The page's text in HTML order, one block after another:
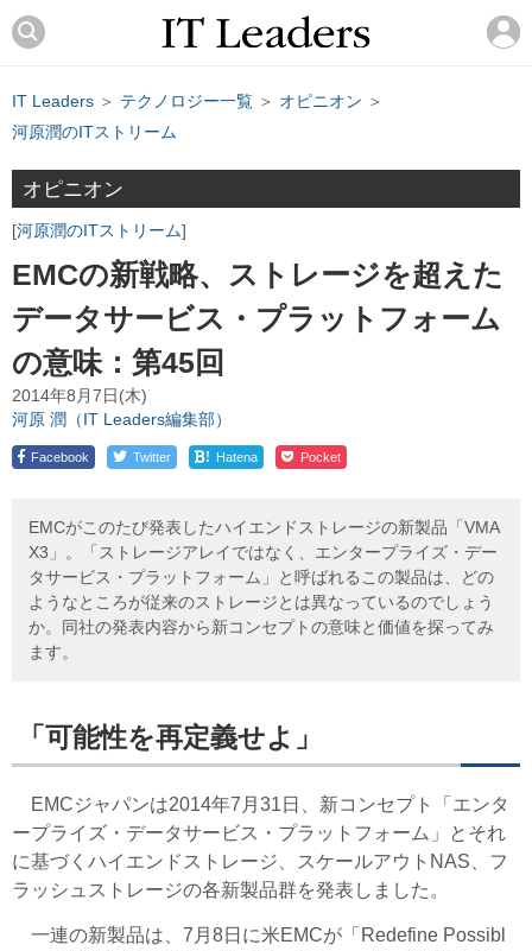
IT Leaders ＞ テクノロジー一覧 ＞ オピニオン ＞
河原潤のITストリーム
オピニオン
河原潤のITストリーム
EMCの新戦略、ストレージを超えた
データサービス・プラットフォーム
の意味：第45回
2014年8月7日(木)
河原 潤（IT Leaders編集部）
Facebook Twitter ! Hatena Pocket
EMCがこのたび発表したハイエンドストレージの新製品「VMA
X3」。「ストレージアレイではなく、エンタープライズ・デー
タサービス・プラットフォーム」と呼ばれるこの製品は、どの
ようなところが従来のストレージとは異なっているのでしょう
か。同社の発表内容から新コンセプトの意味と価値を探ってみ
ます。
「可能性を再定義せよ」
EMCジャパンは2014年7月31日、新コンセプト「エンタ
ープライズ・データサービス・プラットフォーム」とそれ
に基づくハイエンドストレージ、スケールアウトNAS、フ
ラッシュストレージの各新製品群を発表しました。
一連の新製品は、7月8日に米EMCが「Redefine Possibl